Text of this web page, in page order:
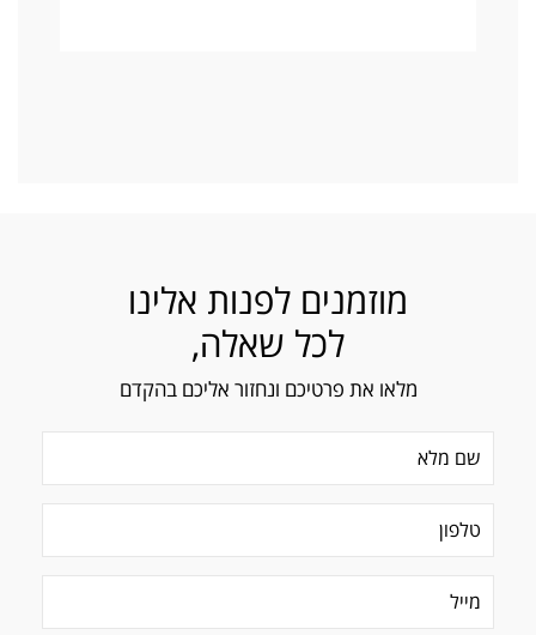
מוזמנים לפנות אלינו
לכל שאלה,
מלאו את פרטיכם ונחזור אליכם בהקדם
שם מלא
טלפון
מייל